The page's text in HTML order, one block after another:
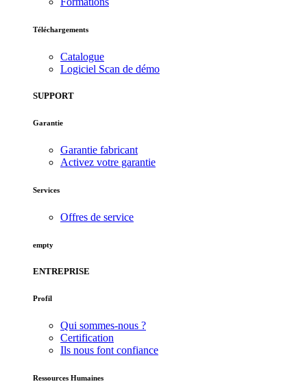
Téléchargements
Catalogue
Logiciel Scan de démo
SUPPORT
Garantie
Garantie fabricant
Activez votre garantie
Services
Offres de service
empty
ENTREPRISE
Profil
Qui sommes-nous ?
Certification
Ils nous font confiance
Ressources Humaines